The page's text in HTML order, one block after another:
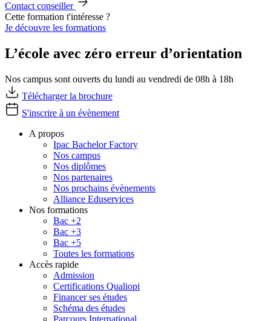
Contact conseiller
Cette formation t'intéresse ?
Je découvre les formations
L’école avec zéro erreur d’orientation
Nos campus sont ouverts du lundi au vendredi de 08h à 18h
Télécharger la brochure
S'inscrire à un évènement
A propos
Ipac Bachelor Factory
Nos campus
Nos diplômes
Nos partenaires
Nos prochains évènements
Alliance Eduservices
Nos formations
Bac +2
Bac +3
Bac +5
Toutes les formations
Accès rapide
Admission
Certifications Qualiopi
Financer ses études
Schéma des études